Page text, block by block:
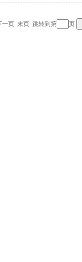
一页 末页 跳转到第 页